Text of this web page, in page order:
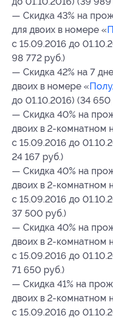
— Скидка 43% на
для двоих в номере «
с 15.09.2016 до
98 772 руб.)
— Скидка 42% на 7
двоих в номере «
до 01.10.2016) (34
— Скидка 40% на
двоих в 2-комнатном
с 15.09.2016 до
24 167 руб.)
— Скидка 40% на
двоих в 2-комнатном
с 15.09.2016 до
37 500 руб.)
— Скидка 40% на
двоих в 2-комнатном
с 15.09.2016 до
71 650 руб.)
— Скидка 41% на
двоих в 2-комнатном
с 15.09.2016 до